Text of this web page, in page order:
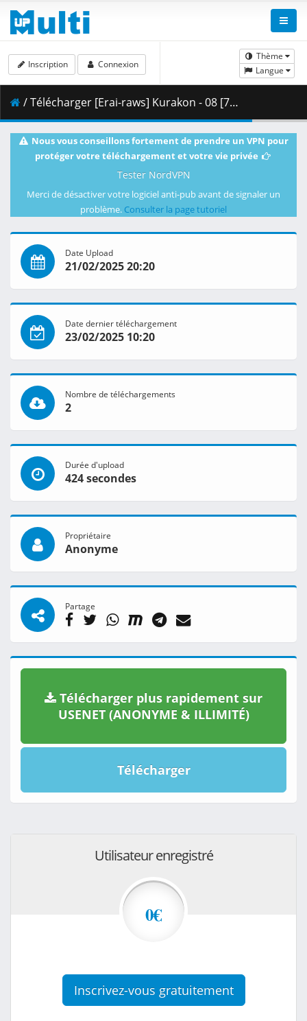
Thème
Langue
Inscription Connexion
/ Télécharger [Erai-raws] Kurakon - 08 [720p CR WEB-DL AVC AAC][MultiSub][937A3A72].mkv.001 ( 352.92 MB )
Nous vous conseillons fortement de prendre un VPN pour
protéger votre téléchargement et votre vie privée
Tester NordVPN
Merci de désactiver votre logiciel anti-pub avant de signaler un
problème. Consulter la page tutoriel
Date Upload
21/02/2025 20:20
Date dernier téléchargement
23/02/2025 10:20
Nombre de téléchargements
2
Durée d'upload
424 secondes
Propriétaire
Anonyme
Partage
Télécharger plus rapidement sur
USENET (ANONYME & ILLIMITÉ)
Télécharger
Utilisateur enregistré
0€
Inscrivez-vous gratuitement